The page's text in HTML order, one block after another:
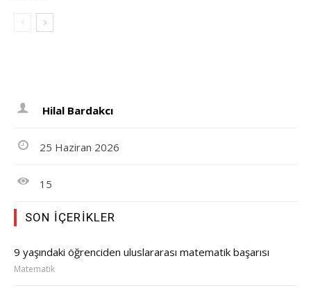
Hilal Bardakcı
25 Haziran 2026
15
SON İÇERIKLER
9 yaşındaki öğrenciden uluslararası matematik başarısı
Matematik